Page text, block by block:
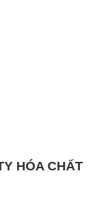
HÓA CHẤT